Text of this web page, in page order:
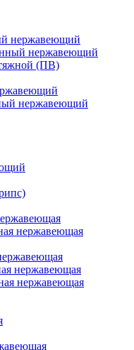
нержавеющий
нержавеющий
(ПВ)
нержавеющий
нержавеющая
нержавеющая
нержавеющая